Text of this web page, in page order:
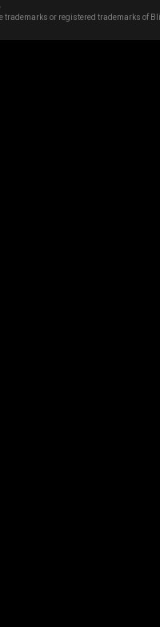
or registered trademarks of